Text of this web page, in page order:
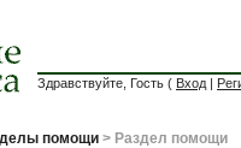
Здравствуйте, Гость ( Вход |
помощи > Раздел помощи